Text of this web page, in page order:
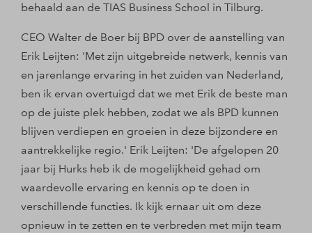
behaald aan de TIAS Business School in Tilburg.
CEO Walter de Boer bij BPD over de aanstelling van
Erik Leijten: 'Met zijn uitgebreide netwerk, kennis van
en jarenlange ervaring in het zuiden van Nederland,
ben ik ervan overtuigd dat we met Erik de beste man
op de juiste plek hebben, zodat we als BPD kunnen
blijven verdiepen en groeien in deze bijzondere en
aantrekkelijke regio.' Erik Leijten: 'De afgelopen 20
jaar bij Hurks heb ik de mogelijkheid gehad om
waardevolle ervaring en kennis op te doen in
verschillende functies. Ik kijk ernaar uit om deze
opnieuw in te zetten en te verbreden met mijn team